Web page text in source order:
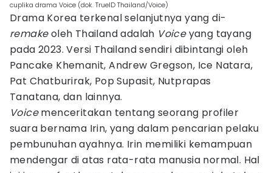
cuplika drama Voice (dok. TrueID Thailand/Voice)
Drama Korea terkenal selanjutnya yang di-
remakeoleh Thailand adalah Voiceyang tayang
pada 2023. Versi Thailand sendiri dibintangi oleh
Pancake Khemanit, Andrew Gregson, Ice Natara,
Pat Chatburirak, Pop Supasit, Nutprapas
Tanatana, dan lainnya.
Voicemenceritakan tentang seorang profiler
suara bernama Irin, yang dalam pencarian pelaku
pembunuhan ayahnya. Irin memiliki kemampuan
mendengar di atas rata-rata manusia normal. Hal